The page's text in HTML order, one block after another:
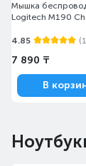
Мышка
Logitech M190
4.85
7 890 ₸
В